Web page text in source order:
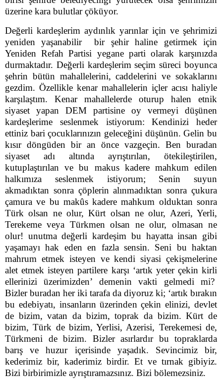
üzerine kara bulutlar çöküyor.
Değerli kardeşlerim aydınlık yarınlar için ve şehrimizi
yeniden yaşanabilir bir şehir haline getirmek için
Yeniden Refah Partisi yegane parti olarak karşınızda
durmaktadır. Değerli kardeşlerim seçim süreci boyunca
şehrin bütün mahallelerini, caddelerini ve sokaklarını
gezdim. Özellikle kenar mahallelerin içler acısı haliyle
karşılaştım. Kenar mahallelerde oturup halen etnik
siyaset yapan DEM partisine oy vermeyi düşünen
kardeşlerime seslenmek istiyorum: Kendinizi heder
ettiniz bari çocuklarınızın geleceğini düşünün. Gelin bu
kısır döngüden bir an önce vazgeçin. Ben buradan
siyaset adı altında ayrıştırılan, ötekileştirilen,
kutuplaştırılan ve bu makus kadere mahkum edilen
halkımıza seslenmek istiyorum; Senin suyun
akmadıktan sonra çöplerin alınmadıktan sonra çukura
çamura ve bu makûs kadere mahkum olduktan sonra
Türk olsan ne olur, Kürt olsan ne olur, Azeri, Yerli,
Terekeme veya Türkmen olsan ne olur, olmasan ne
olur! unutma değerli kardeşim bu hayatta insan gibi
yaşamayı hak eden en fazla sensin. Seni bu haktan
mahrum etmek isteyen ve kendi siyasi çekişmelerine
alet etmek isteyen partilere karşı ‘artık yeter çekin kirli
ellerinizi üzerimizden’ demenin vakti gelmedi mi?
Bizler buradan her iki tarafa da diyoruz ki; ‘artık bırakın
bu edebiyatı, insanların üzerinden çekin elinizi, devlet
de bizim, vatan da bizim, toprak da bizim. Kürt de
bizim, Türk de bizim, Yerlisi, Azerisi, Terekemesi de,
Türkmeni de bizim. Bizler asırlardır bu topraklarda
barış ve huzur içerisinde yaşadık. Sevincimiz bir,
kederimiz bir, kaderimiz birdir. Et ve tırnak gibiyiz.
Bizi birbirimizle ayrıştıramazsınız. Bizi bölemezsiniz.